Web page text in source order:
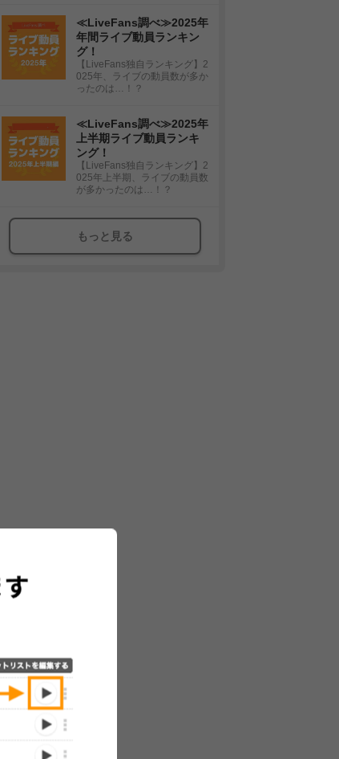
≪LiveFans調べ≫2025年
年間ライブ動員ランキン
グ！
【LiveFans独自ランキング】2
025年、ライブの動員数が多か
ったのは…！？
≪LiveFans調べ≫2025年
上半期ライブ動員ランキ
ング！
【LiveFans独自ランキング】2
025年上半期、ライブの動員数
が多かったのは…！？
もっと見る